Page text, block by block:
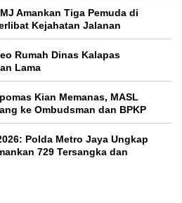
Amankan Tiga Pemuda di
Kejahatan Jalanan
Rumah Dinas Kalapas
Lama
Kian Memanas, MASL
ke Ombudsman dan BPKP
Polda Metro Jaya Ungkap
729 Tersangka dan